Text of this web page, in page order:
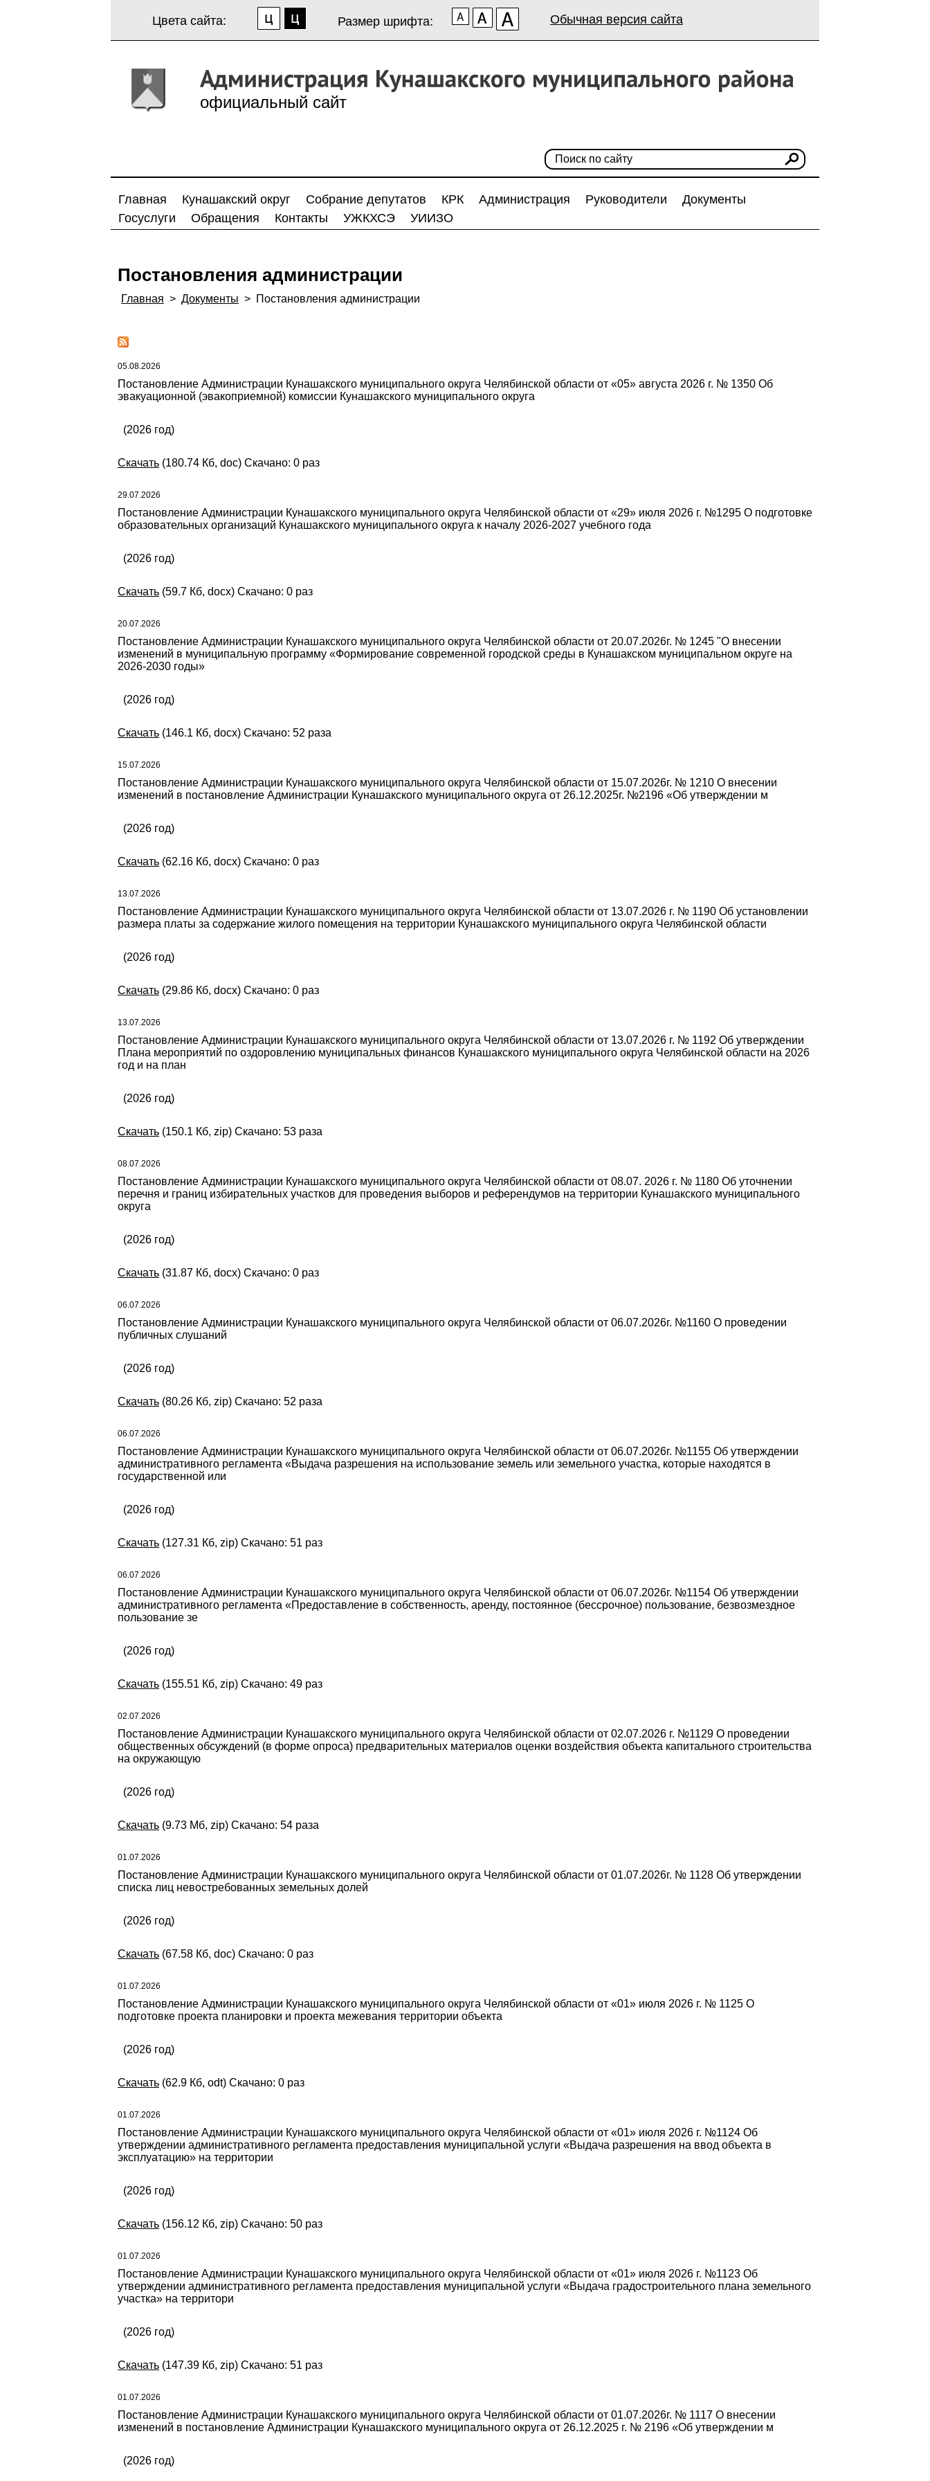
Цвета сайта: Размер шрифта: Обычная версия сайта
официальный сайт
Главная Кунашакский округ Собрание депутатов КРК Администрация Руководители
Документы
Госуслуги
Обращения Контакты УЖКХСЭ УИИЗО
Постановления администрации
Главная > Документы > Постановления администрации
05.08.2026
Постановление Администрации Кунашакского муниципального округа Челябинской области от «05» августа 2026 г. № 1350 Об
эвакуационной (эвакоприемной) комиссии Кунашакского муниципального округа
(2026 год)
Скачать (180.74 Кб, doc) Скачано: 0 раз
29.07.2026
Постановление Администрации Кунашакского муниципального округа Челябинской области от «29» июля 2026 г. №1295 О подготовке
образовательных организаций Кунашакского муниципального округа к началу 2026-2027 учебного года
(2026 год)
Скачать (59.7 Кб, docx) Скачано: 0 раз
20.07.2026
Постановление Администрации Кунашакского муниципального округа Челябинской области от 20.07.2026г. № 1245 "О внесении
изменений в муниципальную программу «Формирование современной городской среды в Кунашакском муниципальном округе на
2026-2030 годы»
(2026 год)
Скачать (146.1 Кб, docx) Скачано: 52 раза
15.07.2026
Постановление Администрации Кунашакского муниципального округа Челябинской области от 15.07.2026г. № 1210 О внесении
изменений в постановление Администрации Кунашакского муниципального округа от 26.12.2025г. №2196 «Об утверждении м
(2026 год)
Скачать (62.16 Кб, docx) Скачано: 0 раз
13.07.2026
Постановление Администрации Кунашакского муниципального округа Челябинской области от 13.07.2026 г. № 1190 Об установлении
размера платы за содержание жилого помещения на территории Кунашакского муниципального округа Челябинской области
(2026 год)
Скачать (29.86 Кб, docx) Скачано: 0 раз
13.07.2026
Постановление Администрации Кунашакского муниципального округа Челябинской области от 13.07.2026 г. № 1192 Об утверждении
Плана мероприятий по оздоровлению муниципальных финансов Кунашакского муниципального округа Челябинской области на 2026
год и на план
(2026 год)
Скачать (150.1 Кб, zip) Скачано: 53 раза
08.07.2026
Постановление Администрации Кунашакского муниципального округа Челябинской области от 08.07. 2026 г. № 1180 Об уточнении
перечня и границ избирательных участков для проведения выборов и референдумов на территории Кунашакского муниципального
округа
(2026 год)
Скачать (31.87 Кб, docx) Скачано: 0 раз
06.07.2026
Постановление Администрации Кунашакского муниципального округа Челябинской области от 06.07.2026г. №1160 О проведении
публичных слушаний
(2026 год)
Скачать (80.26 Кб, zip) Скачано: 52 раза
06.07.2026
Постановление Администрации Кунашакского муниципального округа Челябинской области от 06.07.2026г. №1155 Об утверждении
административного регламента «Выдача разрешения на использование земель или земельного участка, которые находятся в
государственной или
(2026 год)
Скачать (127.31 Кб, zip) Скачано: 51 раз
06.07.2026
Постановление Администрации Кунашакского муниципального округа Челябинской области от 06.07.2026г. №1154 Об утверждении
административного регламента «Предоставление в собственность, аренду, постоянное (бессрочное) пользование, безвозмездное
пользование зе
(2026 год)
Скачать (155.51 Кб, zip) Скачано: 49 раз
02.07.2026
Постановление Администрации Кунашакского муниципального округа Челябинской области от 02.07.2026 г. №1129 О проведении
общественных обсуждений (в форме опроса) предварительных материалов оценки воздействия объекта капитального строительства
на окружающую
(2026 год)
Скачать (9.73 Мб, zip) Скачано: 54 раза
01.07.2026
Постановление Администрации Кунашакского муниципального округа Челябинской области от 01.07.2026г. № 1128 Об утверждении
списка лиц невостребованных земельных долей
(2026 год)
Скачать (67.58 Кб, doc) Скачано: 0 раз
01.07.2026
Постановление Администрации Кунашакского муниципального округа Челябинской области от «01» июля 2026 г. № 1125 О
подготовке проекта планировки и проекта межевания территории объекта
(2026 год)
Скачать (62.9 Кб, odt) Скачано: 0 раз
01.07.2026
Постановление Администрации Кунашакского муниципального округа Челябинской области от «01» июля 2026 г. №1124 Об
утверждении административного регламента предоставления муниципальной услуги «Выдача разрешения на ввод объекта в
эксплуатацию» на территории
(2026 год)
Скачать (156.12 Кб, zip) Скачано: 50 раз
01.07.2026
Постановление Администрации Кунашакского муниципального округа Челябинской области от «01» июля 2026 г. №1123 Об
утверждении административного регламента предоставления муниципальной услуги «Выдача градостроительного плана земельного
участка» на территори
(2026 год)
Скачать (147.39 Кб, zip) Скачано: 51 раз
01.07.2026
Постановление Администрации Кунашакского муниципального округа Челябинской области от 01.07.2026г. № 1117 О внесении
изменений в постановление Администрации Кунашакского муниципального округа от 26.12.2025 г. № 2196 «Об утверждении м
(2026 год)